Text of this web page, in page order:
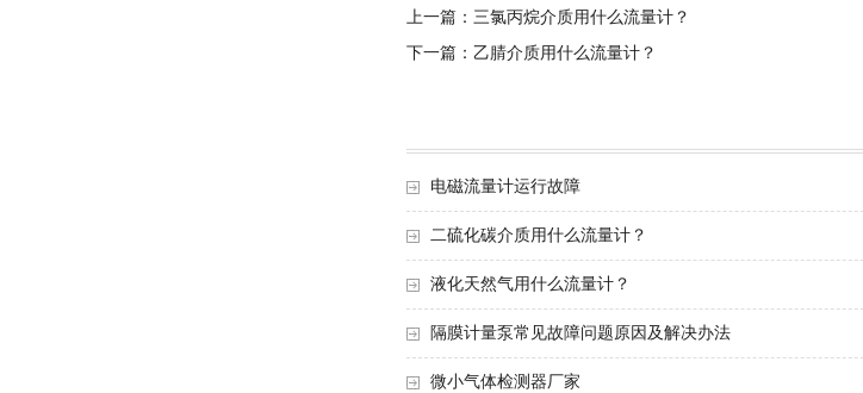
上一篇： 三氯丙烷介质用什么流量计？
下一篇： 乙腈介质用什么流量计？
电磁流量计运行故障
二硫化碳介质用什么流量计？
液化天然气用什么流量计？
隔膜计量泵常见故障问题原因及解决办法
微小气体检测器厂家